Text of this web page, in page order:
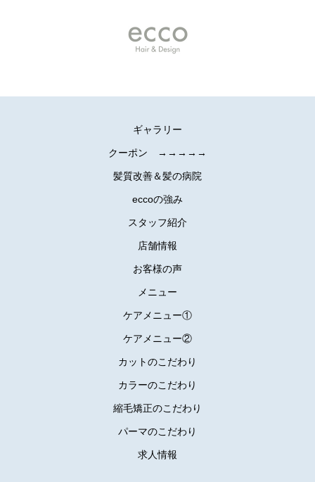
ギャラリー
クーポン →→→→→
髪質改善＆髪の病院
eccoの強み
スタッフ紹介
店舗情報
お客様の声
メニュー
ケアメニュー①
ケアメニュー②
カットのこだわり
カラーのこだわり
縮毛矯正のこだわり
パーマのこだわり
求人情報